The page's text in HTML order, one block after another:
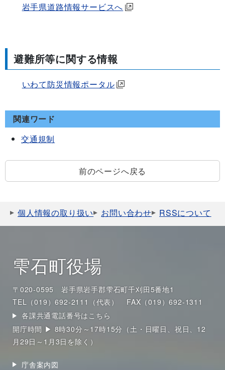
岩手県道路情報サービスへ
避難所等に関する情報
いわて防災情報ポータル
関連ワード
交通規制
前のページへ戻る
個人情報の取り扱い お問い合わせ RSSについて
雫石町役場
〒020-0595 岩手県岩手郡雫石町千刈田5番地1
TEL（019）692-2111（代表）
FAX（019）692-1311
各課共通電話番号はこちら
開庁時間 ▶ 8時30分～17時15分（土・日曜日、祝日、12
月29日～1月3日を除く）
庁舎案内図